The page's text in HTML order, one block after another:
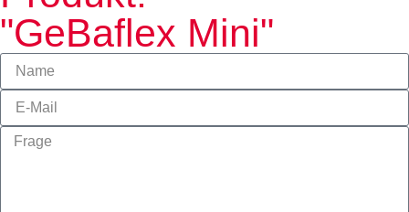
"GeBaflex Mini"